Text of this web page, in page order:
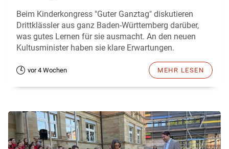
Beim Kinderkongress "Guter Ganztag" diskutieren
Drittklässler aus ganz Baden-Württemberg darüber,
was gutes Lernen für sie ausmacht. An den neuen
Kultusminister haben sie klare Erwartungen.
vor 4 Wochen MEHR LESEN